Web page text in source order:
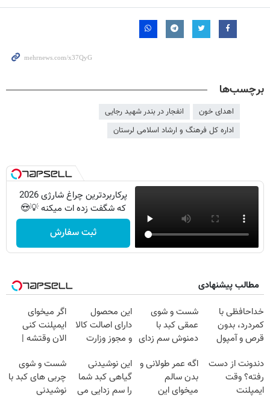
برچسب‌ها
اهدای خون
انفجار در بندر شهید رجایی
اداره کل فرهنگ و ارشاد اسلامی لرستان
پرکاربردترین چراغ شارژی 2026
که شگفت زده ات میکنه 💡😍
ثبت سفارش
مطالب پیشنهادی
خداحافظی با
کمردرد، بدون
قرص و آمپول
شست و شوی
عمقی کبد با
دمنوش سم زدای
این محصول
دارای اصالت کالا
و مجوز وزارت
است(55%تخفیف)
اگر میخوای
ایمپلنت کنی
الان وقتشه |
میلیون تومان!!!
دندونت از دست
رفته؟ وقت
ایمپلنت
اگه عمر طولانی و
بدن سالم
میخوای این
این نوشیدنی
گیاهی کبد شما
را سم زدایی می
شست و شوی
چربی های کبد با
نوشیدنی